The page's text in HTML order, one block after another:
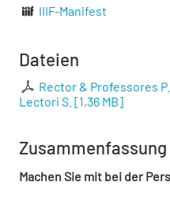
IIIF-Manifest
Dateien
Rector & Professores
Lectori S. [1,36 MB]
Zusammenfassung
Machen Sie mit bei der